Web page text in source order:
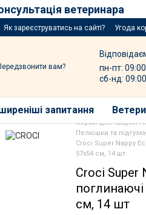
ветеринара
Як зареєструватись на сайті? Угода
вам?
пн-пт:
сб-нд:
запитання
Корми для тварин
Пелюшки та
Croci Super Nappy
57х54 см, 14 шт
Croci Super
см, 14 шт